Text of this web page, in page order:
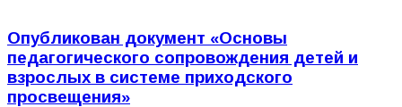
Опубликован документ «Основы
педагогического сопровождения детей и
взрослых в системе приходского
просвещения»